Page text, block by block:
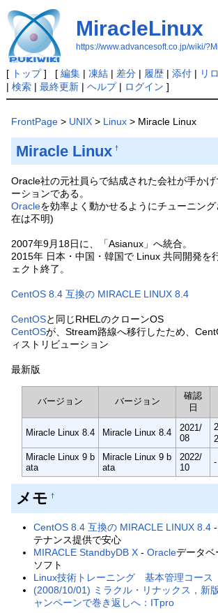
MiracleLinux
https://www.advancesoft.co.jp/wiki/
[ トップ] [ 編集| 凍結| 差分| 履歴| 添付| リ
| 検索| 最終更新| ヘルプ| ログイン ]
FrontPage > UNIX > Linux > Miracle Linux
Miracle Linux †
Oracle社の元社員らで結成された会社が手か
ーションである。
Oracleを効率よく動かせるようにチューニン
在は不明)
2007年9月18日に、「Asianux」へ統合。
2015年 日本・中国・韓国で Linux 共同開発を
ェクト終了。
CentOS 8.4 互換の MIRACLE LINUX 8.4
CentOSと同じRHELのクローンOS
CentOSが、Stream路線へ移行したため、
ィストリビューション
最新版
バージョン バージョン
確認
日
Miracle Linux 8.4 Miracle Linux 8.4
2021/
08
Miracle Linux 9 b
ata
Miracle Linux 9 b
ata
2022/
10
-
メモ †
CentOS 8.4 互換の MIRACLE LINUX 8.4
テナンス提供で安心
MIRACLE StandbyDB X -Oracleデータベ
ソフト
Linux技術トレーニング 基本管理コース
(2008/10/01) ミラクル・リナックス，新
ャンペーンで巻き返しへ：ITpro